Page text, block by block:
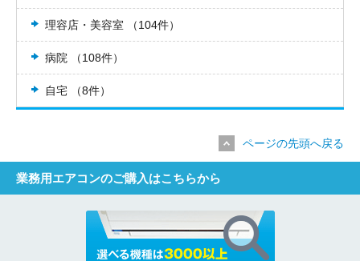
理容店・美容室 （104件）
病院 （108件）
自宅 （8件）
ページの先頭へ戻る
業務用エアコンのご購入はこちらから